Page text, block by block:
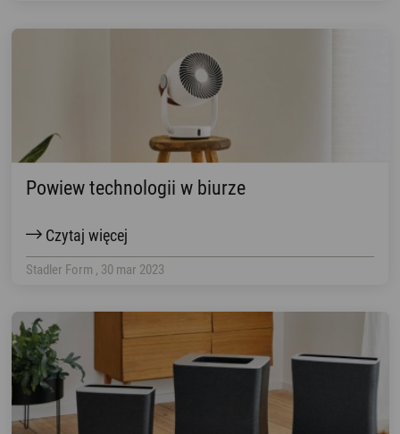
Powiew technologii w biurze
Czytaj więcej
Stadler Form , 30 mar 2023